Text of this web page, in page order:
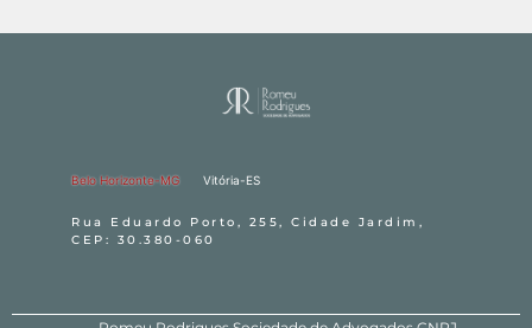
Belo Horizonte-MG Vitória-ES
Rua Eduardo Porto, 255, Cidade Jardim,
CEP: 30.380-060